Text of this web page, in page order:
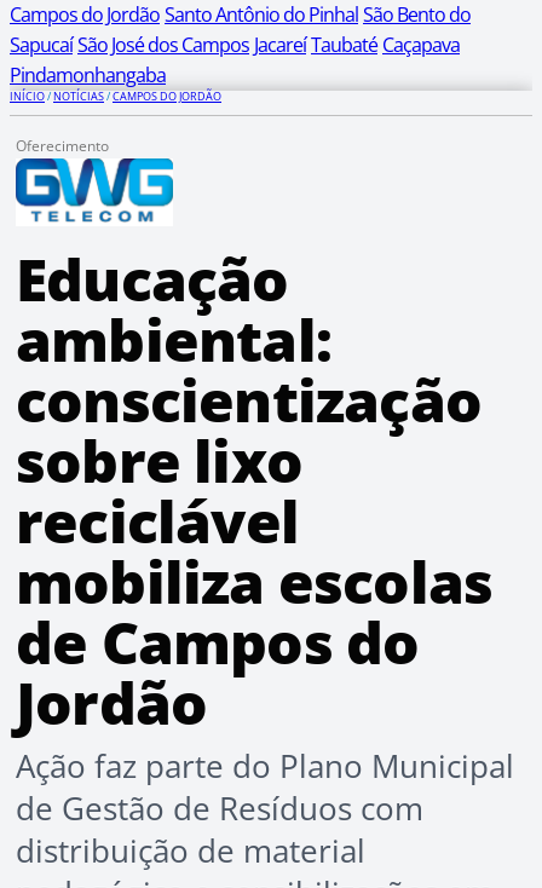
Campos do JordãoSanto Antônio do PinhalSão Bento do
SapucaíSão José dos Campos JacareíTaubaté Caçapava
Pindamonhangaba
INÍCIO/NOTÍCIAS/CAMPOS DO JORDÃO
Oferecimento
Educação
ambiental:
conscientização
sobre lixo
reciclável
mobiliza escolas
de Campos do
Jordão
Ação faz parte do Plano Municipal
de Gestão de Resíduos com
distribuição de material